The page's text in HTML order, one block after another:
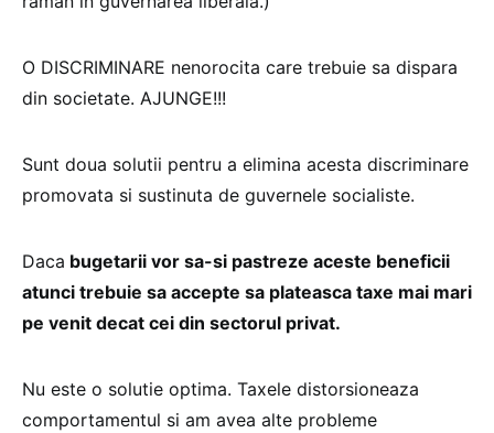
O DISCRIMINARE nenorocita care trebuie sa dispara
din societate. AJUNGE!!!
Sunt doua solutii pentru a elimina acesta discriminare
promovata si sustinuta de guvernele socialiste.
Daca bugetarii vor sa-si pastreze aceste beneficii
atunci trebuie sa accepte sa plateasca taxe mai mari
pe venit decat cei din sectorul privat.
Nu este o solutie optima. Taxele distorsioneaza
comportamentul si am avea alte probleme